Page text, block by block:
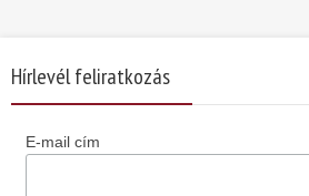
Hírlevél feliratkozás
E-mail cím